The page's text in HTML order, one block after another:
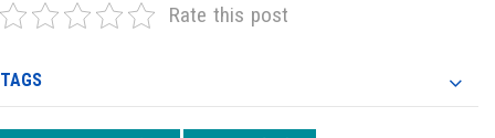
Rate this post
TAGS